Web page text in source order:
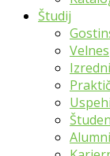
Študij
Velnes
Uspehi
Alumni